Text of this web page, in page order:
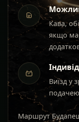
Кава,
якщо
Виїзд у
Маршрут